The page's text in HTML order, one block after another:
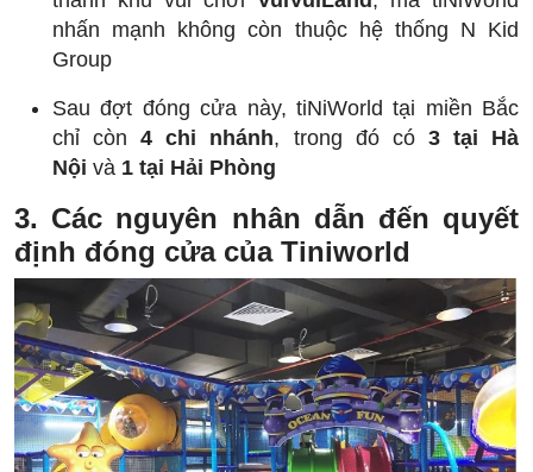
nhấn mạnh không còn thuộc hệ thống N Kid
Group
Sau đợt đóng cửa này, tiNiWorld tại miền Bắc
chỉ còn4 chi nhánh, trong đó có 3 tại Hà
Nội và 1 tại Hải Phòng
3. Các nguyên nhân dẫn đến quyết
định đóng cửa của Tiniworld